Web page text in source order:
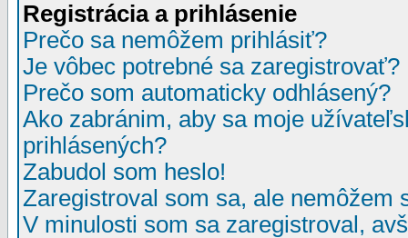
Registrácia a prihlásenie
Prečo sa nemôžem prihlásiť?
Je vôbec potrebné sa zaregistrovať?
Prečo som automaticky odhlásený?
Ako zabránim, aby sa moje
prihlásených?
Zabudol som heslo!
Zaregistroval som sa, ale nemôžem
V minulosti som sa zaregistroval,